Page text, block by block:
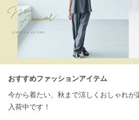
おすすめファッションアイテム
今から着たい、秋まで涼しくおしゃれが
入荷中です！